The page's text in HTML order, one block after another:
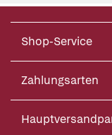
Shop-Service
Zahlungsarten